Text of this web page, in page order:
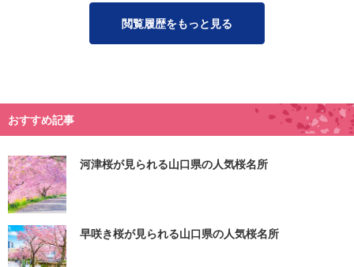
閲覧履歴をもっと見る
おすすめ記事
河津桜が見られる山口県の人気桜名所
早咲き桜が見られる山口県の人気桜名所